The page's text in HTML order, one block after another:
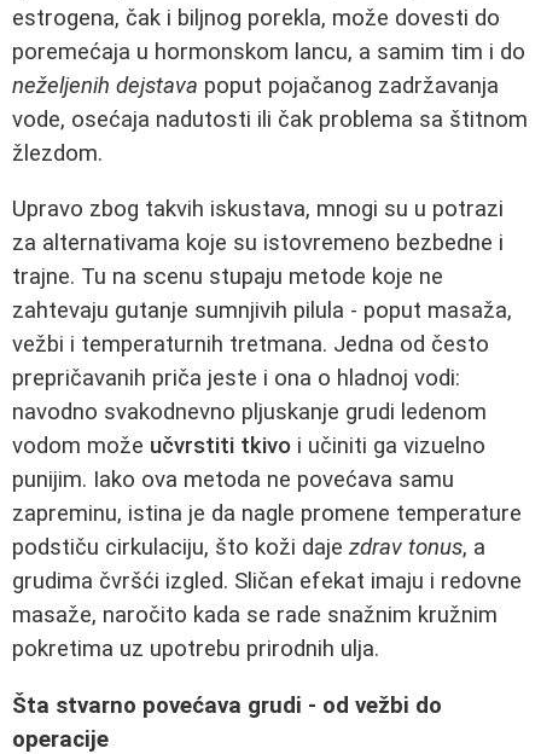
estrogena, čak i biljnog porekla, može dovesti do
poremećaja u hormonskom lancu, a samim tim i do
neželjenih dejstava poput pojačanog zadržavanja
vode, osećaja nadutosti ili čak problema sa štitnom
žlezdom.
Upravo zbog takvih iskustava, mnogi su u potrazi
za alternativama koje su istovremeno bezbedne i
trajne. Tu na scenu stupaju metode koje ne
zahtevaju gutanje sumnjivih pilula - poput masaža,
vežbi i temperaturnih tretmana. Jedna od često
prepričavanih priča jeste i ona o hladnoj vodi:
navodno svakodnevno pljuskanje grudi ledenom
vodom može učvrstiti tkivo i učiniti ga vizuelno
punijim. Iako ova metoda ne povećava samu
zapreminu, istina je da nagle promene temperature
podstiču cirkulaciju, što koži daje zdrav tonus, a
grudima čvršći izgled. Sličan efekat imaju i redovne
masaže, naročito kada se rade snažnim kružnim
pokretima uz upotrebu prirodnih ulja.
Šta stvarno povećava grudi - od vežbi do
operacije